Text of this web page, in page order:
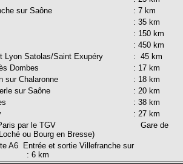
sur Saône
: 7 km
: 35 km
: 150 km
: 450 km
Lyon Satolas/Saint Exupéry
: 45 km
Dombes
: 17 km
sur Chalaronne
: 18 km
sur Saône
: 20 km
: 38 km
: 27 km
Paris par le TGV Gare de
ou Bourg en Bresse)
A6 Entrée et sortie Villefranche sur
: 6 km